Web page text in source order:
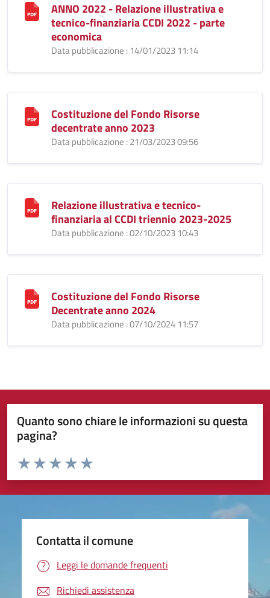
ANNO 2022 - Relazione illustrativa e
tecnico-finanziaria CCDI 2022 - parte
economica
Data pubblicazione : 14/01/2023 11:14
Costituzione del Fondo Risorse
decentrate anno 2023
Data pubblicazione : 21/03/2023 09:56
Relazione illustrativa e tecnico-
finanziaria al CCDI triennio 2023-2025
Data pubblicazione : 02/10/2023 10:43
Costituzione del Fondo Risorse
Decentrate anno 2024
Data pubblicazione : 07/10/2024 11:57
Quanto sono chiare le informazioni su questa
pagina?
Valuta da 1 a 5 stelle la pagina
Valuta 5 stelle su 5
Valuta 4 stelle su 5
Valuta 3 stelle su 5
Valuta 2 stelle su 5
Valuta 1 stelle su 5
Contatta il comune
Leggi le domande frequenti
Richiedi assistenza